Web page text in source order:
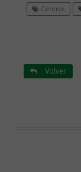
Centros
Volver